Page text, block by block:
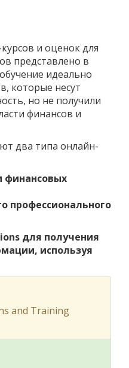
и оценок для
представлено в
идеально
которые несут
но не получили
финансов и
два типа онлайн-
финансовых
профессионального
для получения
используя
and Training